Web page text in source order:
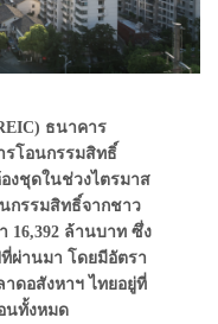
ธนาคาร
รโอนกรรมสิทธิ์
งชุดในช่วงไตรมาส
กรรมสิทธิ์จากชาว
16,392 ล้านบาท ซึ่ง
ผ่านมา โดยมีอัตรา
ดอสังหาฯ ไทยอยู่ที่
นทั้งหมด